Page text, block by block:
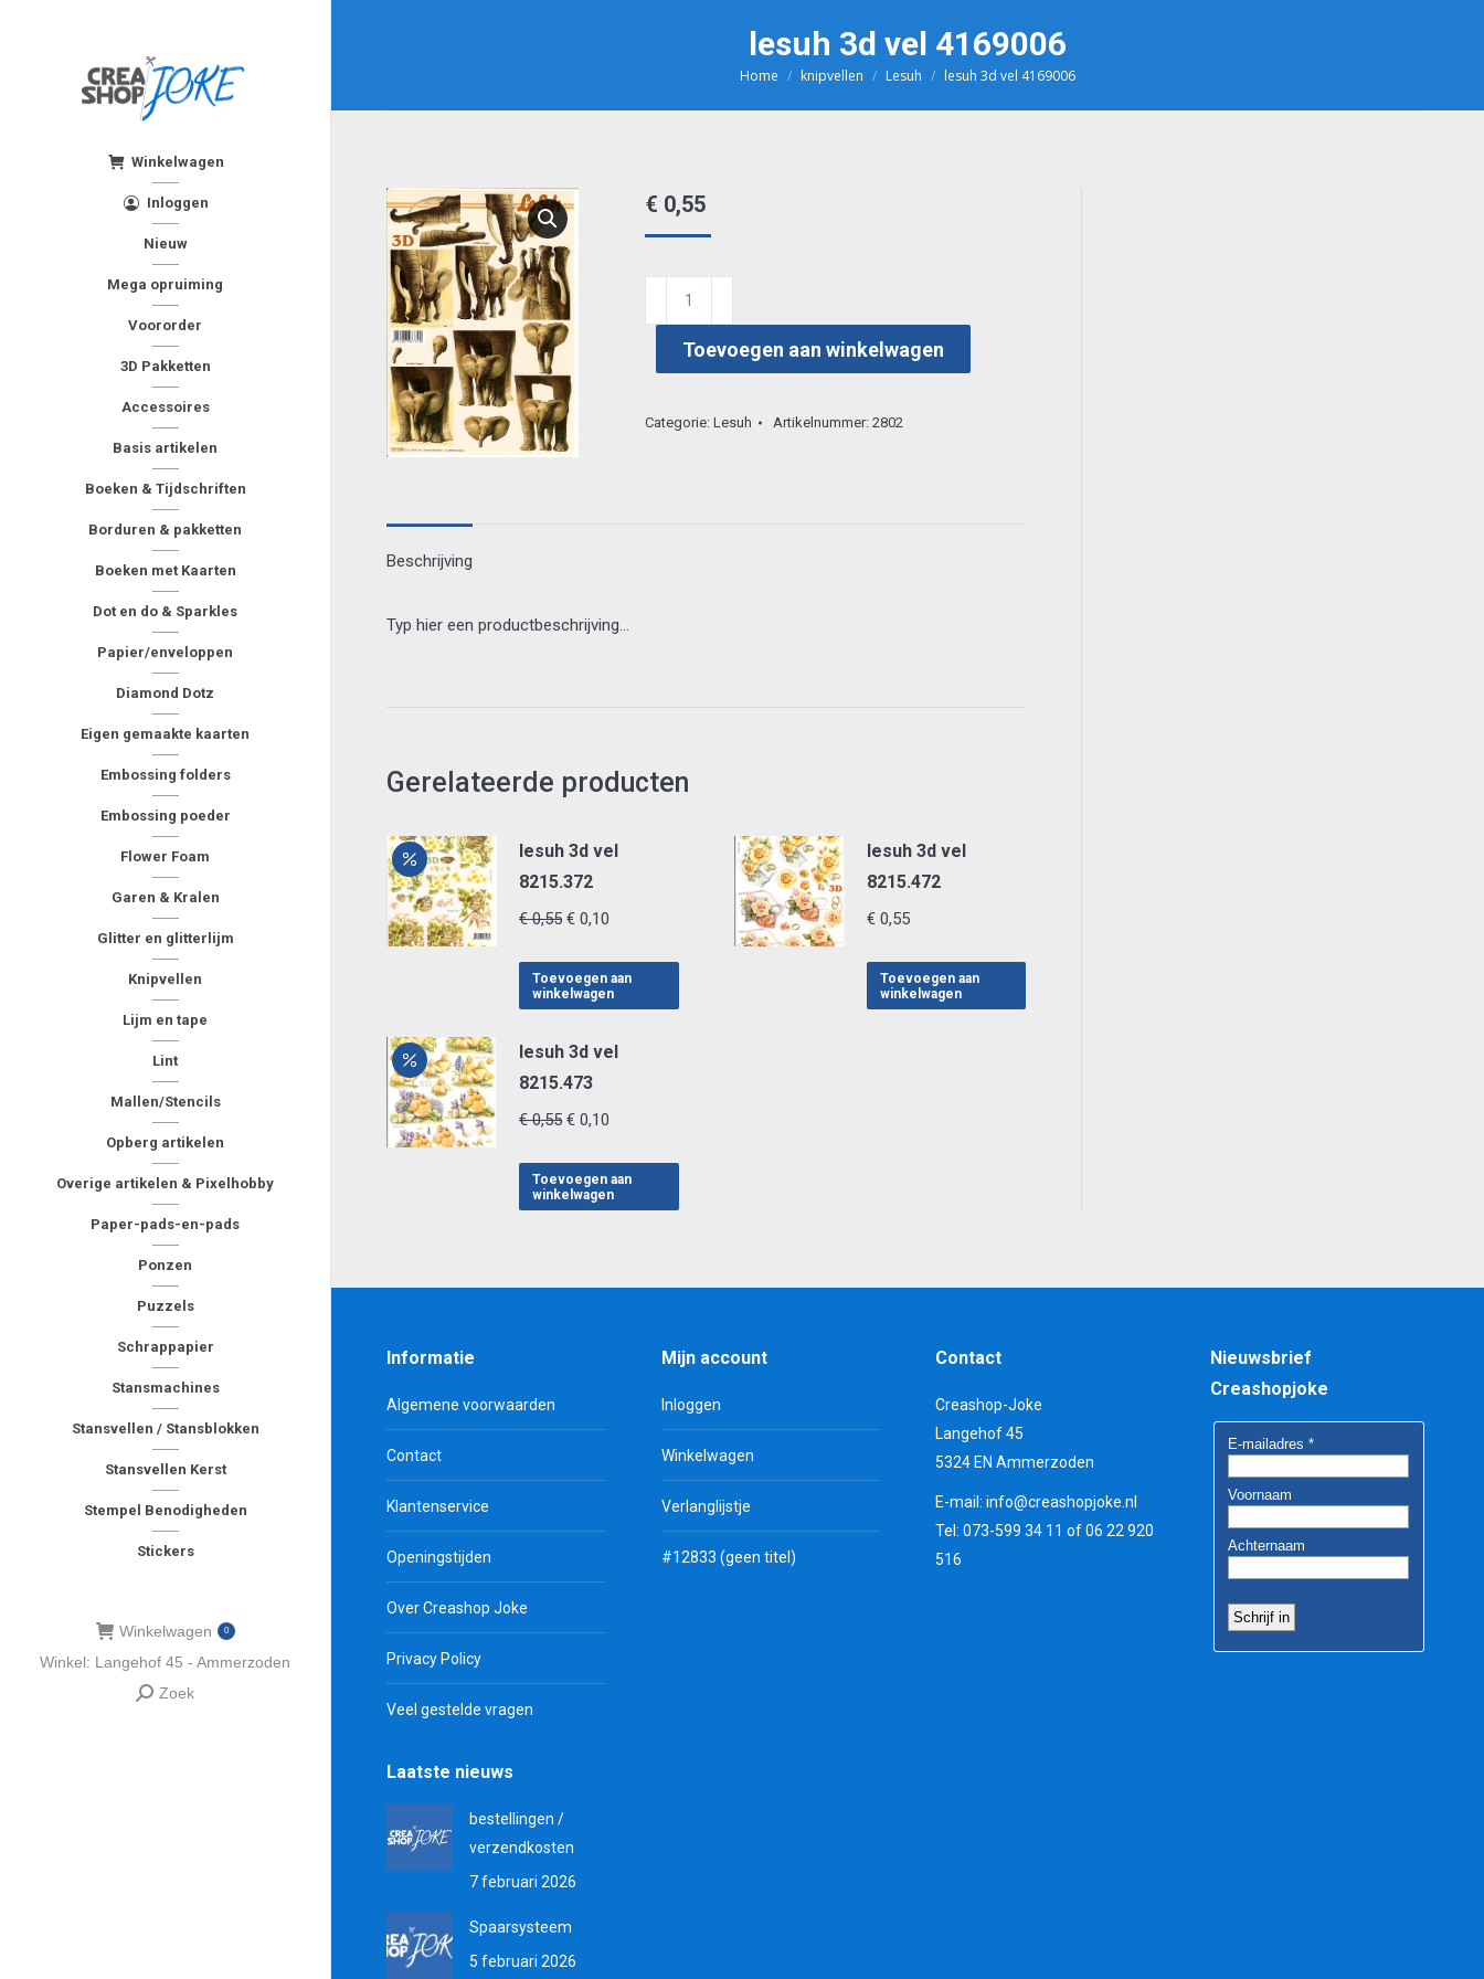
Winkelwagen
Inloggen
Nieuw
Mega opruiming
Voororder
3D Pakketten
Accessoires
Basis artikelen
Boeken & Tijdschriften
Borduren & pakketten
Boeken met Kaarten
Dot en do & Sparkles
Papier/enveloppen
Diamond Dotz
Eigen gemaakte kaarten
Embossing folders
Embossing poeder
Flower Foam
Garen & Kralen
Glitter en glitterlijm
Knipvellen
Lijm en tape
Lint
Mallen/Stencils
Opberg artikelen
Overige artikelen & Pixelhobby
Paper-pads-en-pads
Ponzen
Puzzels
Schrappapier
Stansmachines
Stansvellen / Stansblokken
Stansvellen Kerst
Stempel Benodigheden
Stickers
Winkelwagen 0
Winkel: Langehof 45 - Ammerzoden
Zoeken:
Zoek
lesuh 3d vel 4169006
Je bent hier:
Home knipvellen Lesuh lesuh 3d vel 4169006
€ 0,55
3d
aantal
Toevoegen aan winkelwagen
Categorie: Lesuh Artikelnummer: 2802
Beschrijving
Typ hier een productbeschrijving…
Gerelateerde producten
lesuh 3d vel
8215.372
€0,55 Oorspronkelijke
was:
€ 0,55.
€ 0,10
is:
€ 0,10.
Toevoegen aan
winkelwagen
lesuh 3d vel
8215.472
€0,55
Toevoegen aan
winkelwagen
lesuh 3d vel
8215.473
€0,55 Oorspronkelijke
was:
€ 0,55.
€ 0,10
is:
€ 0,10.
Toevoegen aan
winkelwagen
Informatie
Algemene voorwaarden
Contact
Klantenservice
Openingstijden
Over Creashop Joke
Privacy Policy
Veel gestelde vragen
Mijn account
Inloggen
Winkelwagen
Verlanglijstje
#12833 (geen titel)
Contact
Creashop-Joke
Langehof 45
5324 EN Ammerzoden
E-mail: info@creashopjoke.nl
Tel: 073-599 34 11 of 06 22 920
516
Nieuwsbrief
Creashopjoke
Laatste nieuws
bestellingen /
verzendkosten
7 februari 2026
Spaarsysteem
5 februari 2026